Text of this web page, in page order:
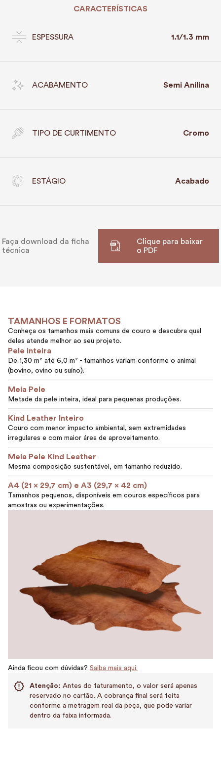
CARACTERÍSTICAS
ESPESSURA 1.1/1.3 mm
ACABAMENTO Semi Anilina
TIPO DE CURTIMENTO Cromo
ESTÁGIO Acabado
Faça download da ficha
técnica
Clique para baixar
o PDF
TAMANHOS E FORMATOS
Conheça os tamanhos mais comuns de couro e descubra qual
deles atende melhor ao seu projeto.
Pele inteira
De 1,30 m² até 6,0 m² - tamanhos variam conforme o animal
(bovino, ovino ou suíno).
Meia Pele
Metade da pele inteira, ideal para pequenas produções.
Kind Leather Inteiro
Couro com menor impacto ambiental, sem extremidades
irregulares e com maior área de aproveitamento.
Meia Pele Kind Leather
Mesma composição sustentável, em tamanho reduzido.
A4 (21 x 29,7 cm) e A3 (29,7 x 42 cm)
Tamanhos pequenos, disponíveis em couros específicos para
amostras ou experimentações.
Ainda ficou com dúvidas? Saiba mais aqui.
Atenção: Antes do faturamento, o valor será apenas
reservado no cartão. A cobrança final será feita
conforme a metragem real da peça, que pode variar
dentro da faixa informada.